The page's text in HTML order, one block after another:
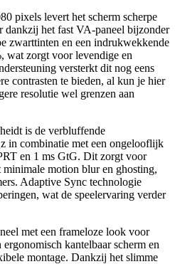
pixels levert het scherm scherpe
dankzij het fast VA-paneel bijzonder
zwarttinten en een indrukwekkende
wat zorgt voor levendige en
versterkt dit nog eens
contrasten te bieden, al kun je hier
resolutie wel grenzen aan
is de verbluffende
in combinatie met een ongelooflijk
en 1 ms GtG. Dit zorgt voor
minimale motion blur en ghosting,
Adaptive Sync technologie
wat de speelervaring verder
met een frameloze look voor
kantelbaar scherm en
montage. Dankzij het slimme